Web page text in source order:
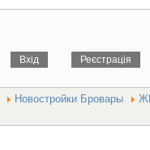
Новостройки Бровары